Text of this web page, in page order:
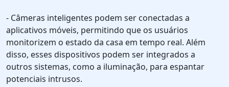
- Câmeras inteligentes podem ser conectadas a
aplicativos móveis, permitindo que os usuários
monitorizem o estado da casa em tempo real. Além
disso, esses dispositivos podem ser integrados a
outros sistemas, como a iluminação, para espantar
potenciais intrusos.